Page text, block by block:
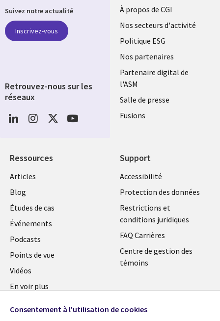
Useful
links
FRANCE
À propos de CGI
Nos secteurs d'activité
Politique ESG
Nos partenaires
Partenaire digital de
l'ASM
Salle de presse
Fusions
Ressources
Library
Links
FRANCE
Articles
Blog
Études de cas
Événements
Podcasts
Points de vue
Vidéos
En voir plus
Support
Legal
FRANCE
Accessibilité
Protection des données
Restrictions et
conditions juridiques
FAQ Carrières
Centre de gestion des
témoins
Suivez notre actualité
Inscrivez-vous
Retrouvez-nous sur les
réseaux
Social
Media
Consentement à l'utilisation de cookies